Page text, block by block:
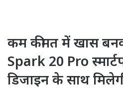
कम कीमत में खास
Spark 20 Pro
डिजाइन के साथ